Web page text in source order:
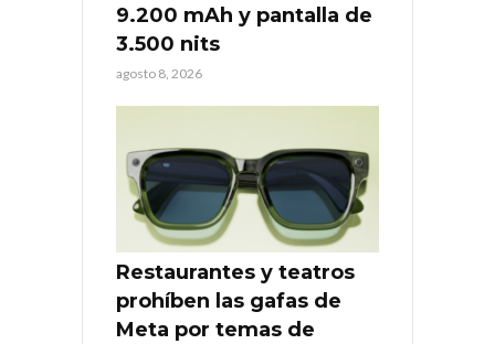
9.200 mAh y pantalla de
3.500 nits
agosto 8, 2026
Restaurantes y teatros
prohíben las gafas de
Meta por temas de